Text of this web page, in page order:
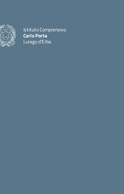
Istituto Comprensivo
Carlo Porta
Lurago d'Erba
— Visita la pagina iniziale della scuola